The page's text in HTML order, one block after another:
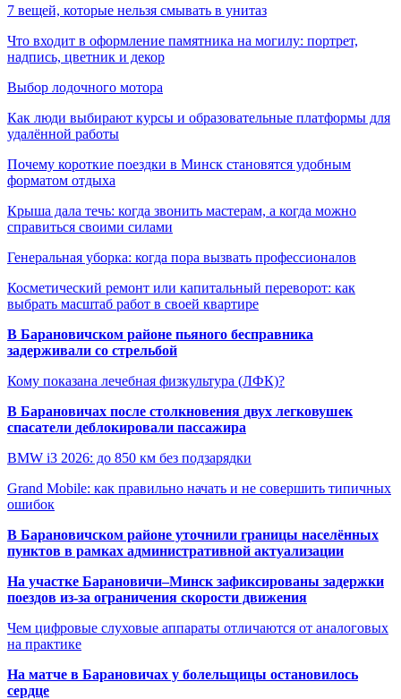
7 вещей, которые нельзя смывать в унитаз
Что входит в оформление памятника на могилу: портрет,
надпись, цветник и декор
Выбор лодочного мотора
Как люди выбирают курсы и образовательные платформы для
удалённой работы
Почему короткие поездки в Минск становятся удобным
форматом отдыха
Крыша дала течь: когда звонить мастерам, а когда можно
справиться своими силами
Генеральная уборка: когда пора вызвать профессионалов
Косметический ремонт или капитальный переворот: как
выбрать масштаб работ в своей квартире
В Барановичском районе пьяного бесправника
задерживали со стрельбой
Кому показана лечебная физкультура (ЛФК)?
В Барановичах после столкновения двух легковушек
спасатели деблокировали пассажира
BMW i3 2026: до 850 км без подзарядки
Grand Mobile: как правильно начать и не совершить типичных
ошибок
В Барановичском районе уточнили границы населённых
пунктов в рамках административной актуализации
На участке Барановичи–Минск зафиксированы задержки
поездов из-за ограничения скорости движения
Чем цифровые слуховые аппараты отличаются от аналоговых
на практике
На матче в Барановичах у болельщицы остановилось
сердце